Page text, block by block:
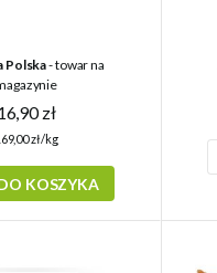
Polska- towar na
zł
zł/kg
KOSZYKA